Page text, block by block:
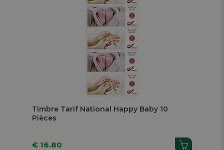
Timbre Tarif National Happy Baby 10
Pièces
€ 16.80